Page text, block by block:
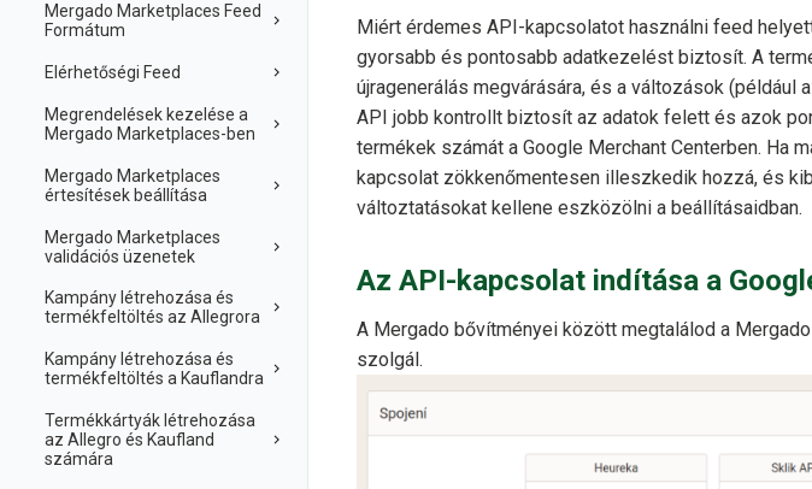
Mergado Marketplaces Feed
Formátum
Elérhetőségi Feed
Megrendelések kezelése a
Mergado Marketplaces-ben
Mergado Marketplaces
értesítések beállítása
Mergado Marketplaces
validációs üzenetek
Kampány létrehozása és
termékfeltöltés az Allegrora
Kampány létrehozása és
termékfeltöltés a Kauflandra
Termékkártyák létrehozása
az Allegro és Kaufland
számára
Miért érdemes API-kapcsolatot használni feed
gyorsabb és pontosabb adatkezelést biztosít. A
újragenerálás megvárására, és a változások
API jobb kontrollt biztosít az adatok felett és azok
termékek számát a Google Merchant Centerben. Ha
kapcsolat zökkenőmentesen illeszkedik hozzá, és
változtatásokat kellene eszközölni a beállításaidban.
Az API-kapcsolat indítása a
A Mergado bővítményei között megtalálod a
szolgál.